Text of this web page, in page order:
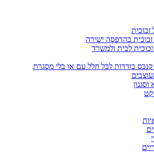
זכוכית
בהדפסה ישירה
לבית ולמשרד
קנבס בודדות לכל חלל עם או בלי מסגרת